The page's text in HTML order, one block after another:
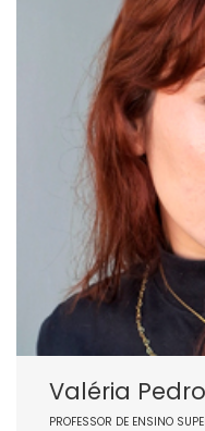
Valéria
PROFESSOR DE ENSINO